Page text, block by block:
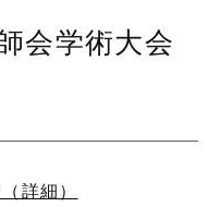
会学術大会
詳細）